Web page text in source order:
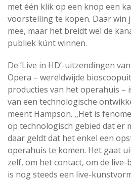
met één klik op een knop een
voorstelling te kopen. Daar win
mee, maar het breidt wel de
publiek kúnt winnen.
De ‘Live in HD’-uitzendingen
Opera – wereldwijde
producties van het operahuis –
van een technologische
meent Hampson. ,,Het is
op technologisch gebied dat er
daar geldt dat het enkel een
operahuis te komen. Het gaat
zelf, om het contact, om de
is nog steeds een live-